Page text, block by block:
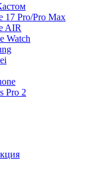
17 Pro/Pro Max
AIR
Watch
Pro 2